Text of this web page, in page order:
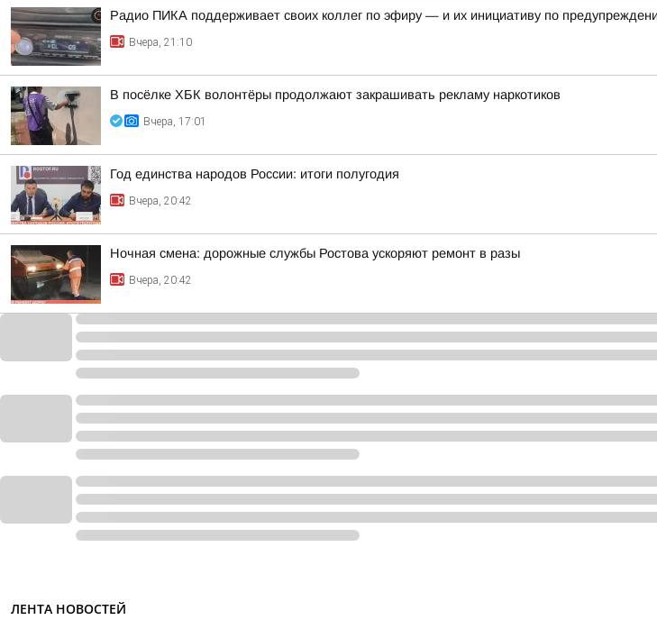
Радио ПИКА поддерживает своих коллег по эфиру — и их инициативу по
Вчера, 21:10
В посёлке ХБК волонтёры продолжают закрашивать рекламу наркотиков
Вчера, 17:01
Год единства народов России: итоги полугодия
Вчера, 20:42
Ночная смена: дорожные службы Ростова ускоряют ремонт в разы
Вчера, 20:42
ЛЕНТА НОВОСТЕЙ